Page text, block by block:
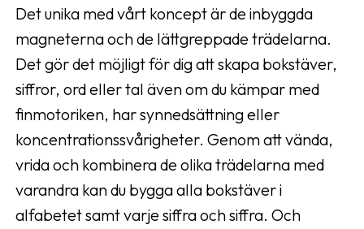
Det unika med vårt koncept är de inbyggda
magneterna och de lättgreppade trädelarna.
Det gör det möjligt för dig att skapa bokstäver,
siffror, ord eller tal även om du kämpar med
finmotoriken, har synnedsättning eller
koncentrationssvårigheter. Genom att vända,
vrida och kombinera de olika trädelarna med
varandra kan du bygga alla bokstäver i
alfabetet samt varje siffra och siffra. Och